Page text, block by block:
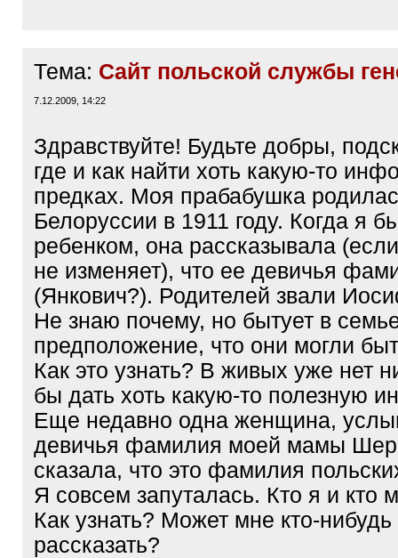
Тема: Сайт польской службы
7.12.2009, 14:22
Здравствуйте! Будьте добры,
где и как найти хоть какую-то
предках. Моя прабабушка
Белоруссии в 1911 году. Когда я
ребенком, она рассказывала
не изменяет), что ее девичья
(Янкович?). Родителей звали
Не знаю почему, но бытует в
предположение, что они могли
Как это узнать? В живых уже нет
бы дать хоть какую-то полезную
Еще недавно одна женщина,
девичья фамилия моей мамы
сказала, что это фамилия
Я совсем запуталась. Кто я и кто
Как узнать? Может мне кто-нибудь
рассказать?